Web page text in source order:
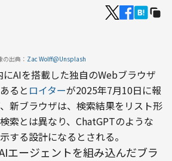
の出典： Zac Wolff@Unsplash
AIを搭載した独自のWebブラウザ
ると ロイターが2025年7月10日に報
新ブラウザは、検索結果をリスト形
索とは異なり、ChatGPTのような
する設計になるとされる。
エージェントを組み込んだブラ